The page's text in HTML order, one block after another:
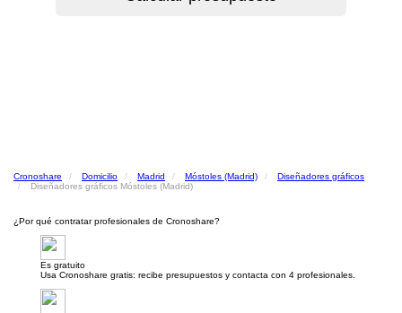
Cronoshare Domicilio Madrid Móstoles (Madrid)
Diseñadores gráficos
Diseñadores gráficos Móstoles (Madrid)
¿Por qué contratar profesionales de Cronoshare?
Es gratuito
Usa Cronoshare gratis: recibe presupuestos y contacta con 4 profesionales.